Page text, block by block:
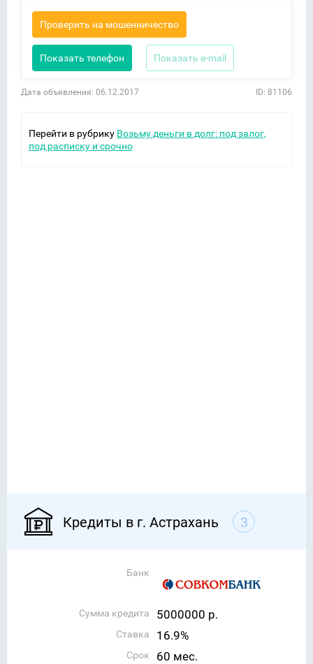
Проверить на мошенничество
Показать телефон Показать e-mail
Дата объявления: 06.12.2017 ID: 81106
Перейти в рубрику Возьму деньги в долг: под залог,
под расписку и срочно
Кредиты в г. Астрахань 3
Банк
Сумма кредита 5000000 р.
Ставка 16.9%
Срок 60 мес.